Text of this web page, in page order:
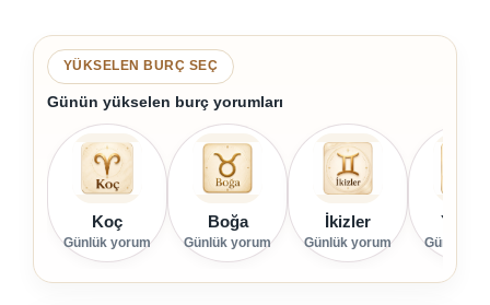
YÜKSELEN BURÇ SEÇ
Günün yükselen burç yorumları
Koç
Günlük yorum
Boğa
Günlük yorum
İkizler
Günlük yorum Günlük